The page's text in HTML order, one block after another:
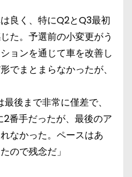
良く、特にQ2とQ3最初
た。予選前の小変更がう
ョンを通じて車を改善し
でまとまらなかったが、
後まで非常に僅差で、
番手だったが、最後のア
なかった。ペースはあ
ので残念だ」